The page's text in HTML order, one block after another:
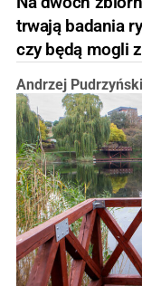
trwają badania
czy będą mogli
Andrzej Pudrzyński